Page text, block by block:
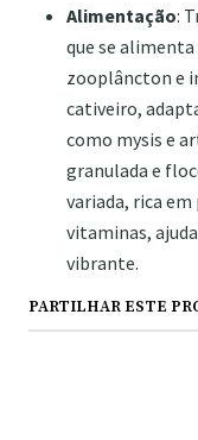
Alimentação:
que se alimenta
zooplâncton e
cativeiro,
como mysis e
granulada e
variada, rica
vitaminas,
vibrante.
PARTILHAR ESTE